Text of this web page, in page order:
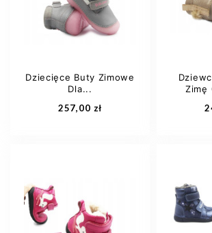
Dziecięce Buty Zimowe
Dla...
257,00 zł
20 21
Zimę
20